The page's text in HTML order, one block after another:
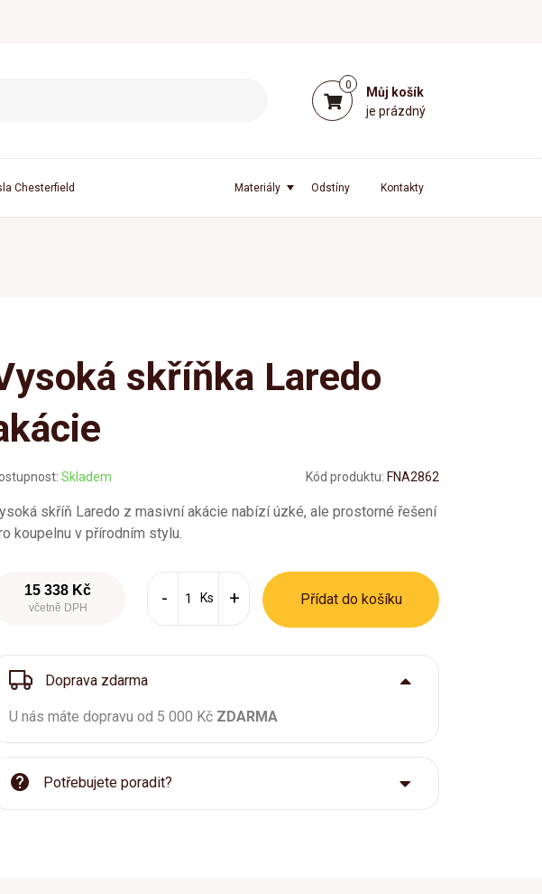
0
Můj košík
je prázdný
Chesterfield Kontakty
Odstíny
Materiály
skříňka Laredo
Skladem Kód produktu: FNA2862
skříň Laredo z masivní akácie nabízí úzké, ale prostorné řešení
koupelnu v přírodním stylu.
15 338 Kč
včetně DPH
Ks Přídat do košíku
Doprava zdarma
U nás máte dopravu od 5 000 Kč ZDARMA
Potřebujete poradit?